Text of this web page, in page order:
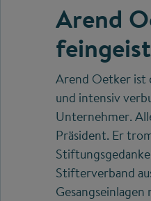
Arend
Arend Oetker ist
und intensiv
Unternehmer.
Präsident. Er
Stifterverband